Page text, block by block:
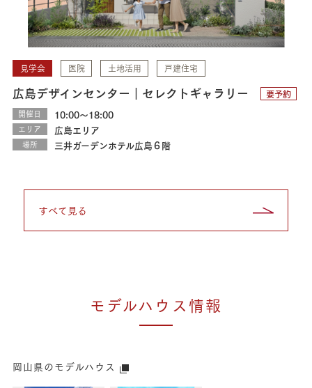
見学会 医院 土地活用 戸建住宅
広島デザインセンター｜セレクトギャラリー
要予約
開催日
10:00～18:00
エリア 広島エリア
場所 三井ガーデンホテル広島６階
すべて見る
モデルハウス情報
岡山県のモデルハウス